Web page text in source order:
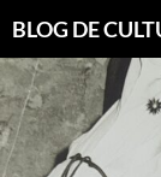
contenido
BLOG DE